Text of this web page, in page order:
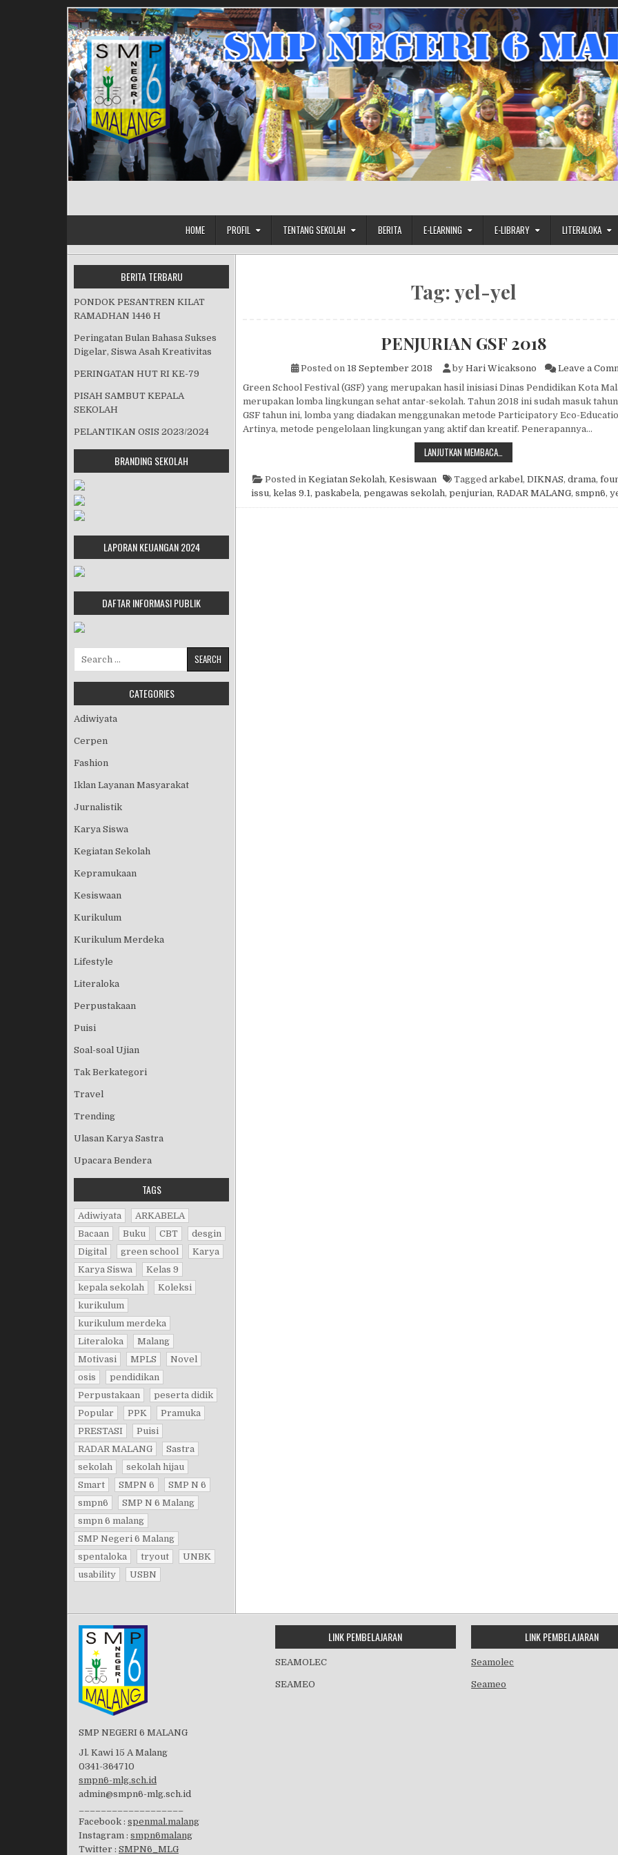
HOME PROFIL TENTANG SEKOLAH BERITA E-LEARNING E-LIBRARY LITERALOKA
Tag:yel-yel
PENJURIAN GSF 2018
Posted on 18 September 2018 by Hari Wicaksono Leave a
Green School Festival (GSF) yang merupakan hasil inisiasi Dinas Pendidikan Kota
merupakan lomba lingkungan sehat antar-sekolah. Tahun 2018 ini sudah masuk
GSF tahun ini, lomba yang diadakan menggunakan metode Participatory Eco-
Artinya, metode pengelolaan lingkungan yang aktif dan kreatif. Penerapannya…
LANJUTKAN MEMBACA…
Posted in Kegiatan Sekolah, Kesiswaan Tagged arkabel, DIKNAS, drama,
issu, kelas 9.1, paskabela, pengawas sekolah, penjurian, RADAR MALANG, smpn6,
BERITA TERBARU
PONDOK PESANTREN KILAT
RAMADHAN 1446 H
Peringatan Bulan Bahasa Sukses
Digelar, Siswa Asah Kreativitas
PERINGATAN HUT RI KE-79
PISAH SAMBUT KEPALA
SEKOLAH
PELANTIKAN OSIS 2023/2024
BRANDING SEKOLAH
LAPORAN KEUANGAN 2024
DAFTAR INFORMASI PUBLIK
Search for:
CATEGORIES
Adiwiyata
Cerpen
Fashion
Iklan Layanan Masyarakat
Jurnalistik
Karya Siswa
Kegiatan Sekolah
Kepramukaan
Kesiswaan
Kurikulum
Kurikulum Merdeka
Lifestyle
Literaloka
Perpustakaan
Puisi
Soal-soal Ujian
Tak Berkategori
Travel
Trending
Ulasan Karya Sastra
Upacara Bendera
TAGS
Adiwiyata
ARKABELA
Bacaan
Buku CBT
desgin
Digital
green school
Karya
Karya Siswa
Kelas 9
kepala sekolah
Koleksi
kurikulum
kurikulum merdeka
Literaloka
Malang
Motivasi
MPLS
Novel
osis
pendidikan
Perpustakaan
peserta didik
Popular
PPK
Pramuka
PRESTASI
Puisi
RADAR MALANG
Sastra
sekolah
sekolah hijau
Smart
SMPN 6
SMP N 6
smpn6
SMP N 6 Malang
smpn 6 malang
SMP Negeri 6 Malang
spentaloka
tryout
UNBK
usability
USBN
SMP NEGERI 6 MALANG
Jl. Kawi 15 A Malang
0341-364710
smpn6-mlg.sch.id
admin@smpn6-mlg.sch.id
Facebook : spenmal.malang
Instagram : smpn6malang
Twitter : SMPN6_MLG
LINK PEMBELAJARAN
SEAMOLEC
SEAMEO
LINK PEMBELAJARAN
Seamolec
Seameo